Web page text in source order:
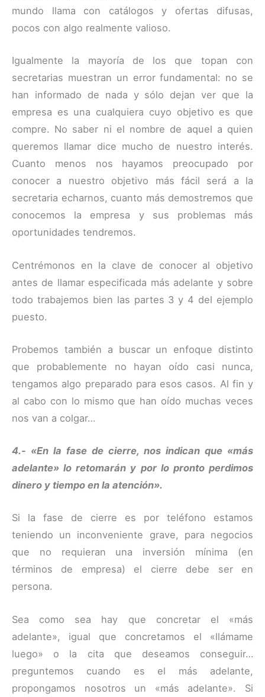
mundo llama con catálogos y ofertas difusas,
pocos con algo realmente valioso.
Igualmente la mayoría de los que topan con
secretarias muestran un error fundamental: no se
han informado de nada y sólo dejan ver que la
empresa es una cualquiera cuyo objetivo es que
compre. No saber ni el nombre de aquel a quien
queremos llamar dice mucho de nuestro interés.
Cuanto menos nos hayamos preocupado por
conocer a nuestro objetivo más fácil será a la
secretaria echarnos, cuanto más demostremos que
conocemos la empresa y sus problemas más
oportunidades tendremos.
Centrémonos en la clave de conocer al objetivo
antes de llamar especificada más adelante y sobre
todo trabajemos bien las partes 3 y 4 del ejemplo
puesto.
Probemos también a buscar un enfoque distinto
que probablemente no hayan oído casi nunca,
tengamos algo preparado para esos casos. Al fin y
al cabo con lo mismo que han oído muchas veces
nos van a colgar…
4.- «En la fase de cierre, nos indican que «más
adelante» lo retomarán y por lo pronto perdimos
dinero y tiempo en la atención».
Si la fase de cierre es por teléfono estamos
teniendo un inconveniente grave, para negocios
que no requieran una inversión mínima (en
términos de empresa) el cierre debe ser en
persona.
Sea como sea hay que concretar el «más
adelante», igual que concretamos el «llámame
luego» o la cita que deseamos conseguir…
preguntemos cuando es el más adelante,
propongamos nosotros un «más adelante». Si